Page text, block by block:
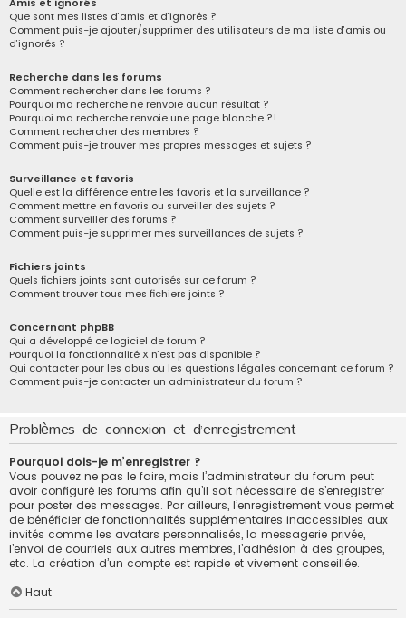
Que sont mes listes d’amis et d’ignorés ?
Comment puis-je ajouter/supprimer des utilisateurs de ma liste d’amis ou
d’ignorés ?
Recherche dans les forums
Comment rechercher dans les forums ?
Pourquoi ma recherche ne renvoie aucun résultat ?
Pourquoi ma recherche renvoie une page blanche ?!
Comment rechercher des membres ?
Comment puis-je trouver mes propres messages et sujets ?
Surveillance et favoris
Quelle est la différence entre les favoris et la surveillance ?
Comment mettre en favoris ou surveiller des sujets ?
Comment surveiller des forums ?
Comment puis-je supprimer mes surveillances de sujets ?
Fichiers joints
Quels fichiers joints sont autorisés sur ce forum ?
Comment trouver tous mes fichiers joints ?
Concernant phpBB
Qui a développé ce logiciel de forum ?
Pourquoi la fonctionnalité X n’est pas disponible ?
Qui contacter pour les abus ou les questions légales concernant ce forum ?
Comment puis-je contacter un administrateur du forum ?
Problèmes de connexion et d’enregistrement
Pourquoi dois-je m’enregistrer ?
Vous pouvez ne pas le faire, mais l’administrateur du forum peut
avoir configuré les forums afin qu’il soit nécessaire de s’enregistrer
pour poster des messages. Par ailleurs, l’enregistrement vous permet
de bénéficier de fonctionnalités supplémentaires inaccessibles aux
invités comme les avatars personnalisés, la messagerie privée,
l’envoi de courriels aux autres membres, l’adhésion à des groupes,
etc. La création d’un compte est rapide et vivement conseillée.
Haut